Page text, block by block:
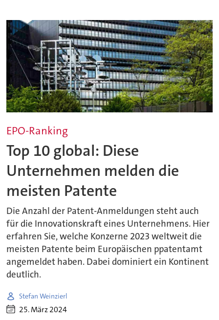
EPO-Ranking
Top 10 global: Diese
Unternehmen melden die
meisten Patente
Die Anzahl der Patent-Anmeldungen steht auch
für die Innovationskraft eines Unternehmens. Hier
erfahren Sie, welche Konzerne 2023 weltweit die
meisten Patente beim Europäischen ppatentamt
angemeldet haben. Dabei dominiert ein Kontinent
deutlich.
Stefan Weinzierl
25. März 2024